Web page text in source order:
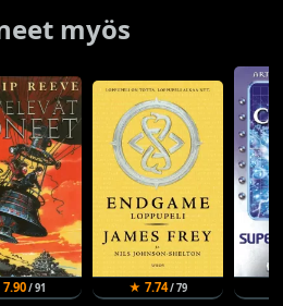
myös
/ 91 ★ 7.74/ 79